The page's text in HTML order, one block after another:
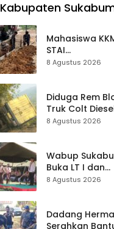
Kabupaten
Mahasiswa
STAI
Palabuhanratu
Jalan Majelis
di Sagaranten
8 Agustus 2026
Diduga Rem
Truk Colt
Terperosok di
8 Agustus 2026
Wabup
Buka LT I dan
KANIRA,
Pembentukan
Karakter
8 Agustus 2026
Dadang
Serahkan